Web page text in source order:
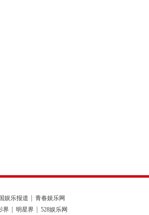
娱乐报道
青春娱乐网
界 明星界 528娱乐网